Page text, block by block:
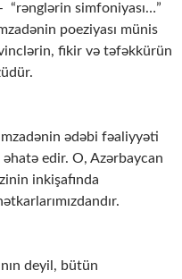
“rənglərin simfoniyası…”
poeziyası münis
fikir və təfəkkürün
ədəbi fəaliyyəti
edir. O, Azərbaycan
inkişafında
deyil, bütün